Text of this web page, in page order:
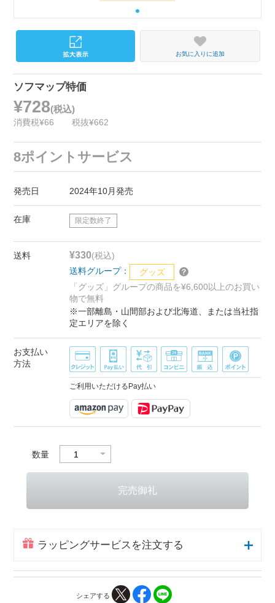
お気に入りに追加
ソフマップ特価
¥728(税込)
消費税¥66 税抜¥662
8ポイントサービス
発売日 2024年10月発売
在庫 限定数終了
送料 ¥330(税込)
送料グループ：
グッズ
「グッズ」グループの商品を¥6,600以上のお買い
物で無料
※一部離島・山間部および北海道、または当社指
定エリアを除く
お支払い
方法
ご利用いただけるPay払い
数量
ラッピングサービスを注文する
シェアする